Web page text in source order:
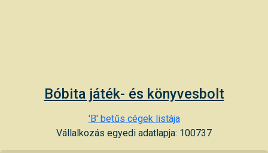
Bóbita játék- és könyvesbolt
'B' betűs cégek listája
Vállalkozás egyedi adatlapja: 100737